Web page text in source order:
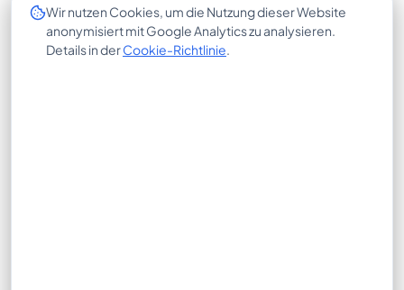
UNTERNEHMEN
Über uns
RECHTLICHES
Impressum
Wir nutzen Cookies, um die Nutzung dieser Website
anonymisiert mit Google Analytics zu analysieren.
Details in derCookie-Richtlinie.